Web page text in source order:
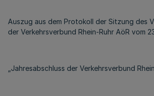
Auszug aus dem Protokoll der Sitzung des
der Verkehrsverbund Rhein-Ruhr AöR vom
„Jahresabschluss der Verkehrsverbund